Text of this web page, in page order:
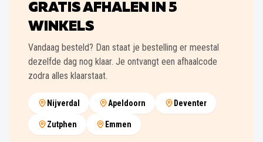
GRATIS AFHALEN IN 5
WINKELS
Vandaag besteld? Dan staat je bestelling er meestal
dezelfde dag nog klaar. Je ontvangt een afhaalcode
zodra alles klaarstaat.
Nijverdal Apeldoorn Deventer
Zutphen Emmen